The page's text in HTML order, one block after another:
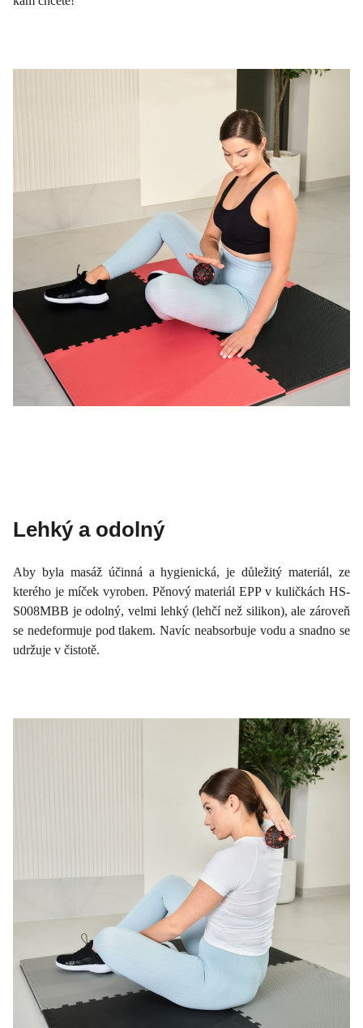
Lehký a odolný
Aby byla masáž účinná a hygienická, je důležitý materiál, ze
kterého je míček vyroben. Pěnový materiál EPP v kuličkách HS-
S008MBB je odolný, velmi lehký (lehčí než silikon), ale zároveň
se nedeformuje pod tlakem. Navíc neabsorbuje vodu a snadno se
udržuje v čistotě.